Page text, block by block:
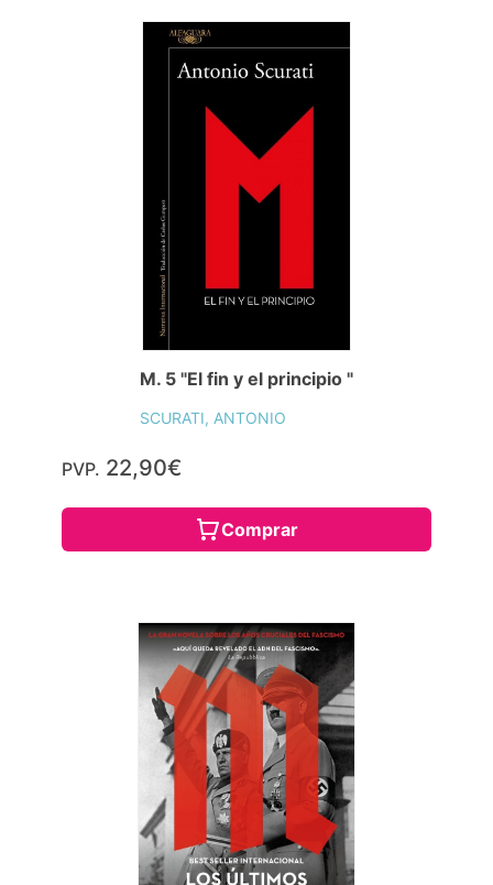
M. 5 "El fin y el principio "
SCURATI, ANTONIO
PVP. 22,90€
Comprar